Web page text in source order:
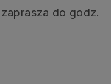
do godz.